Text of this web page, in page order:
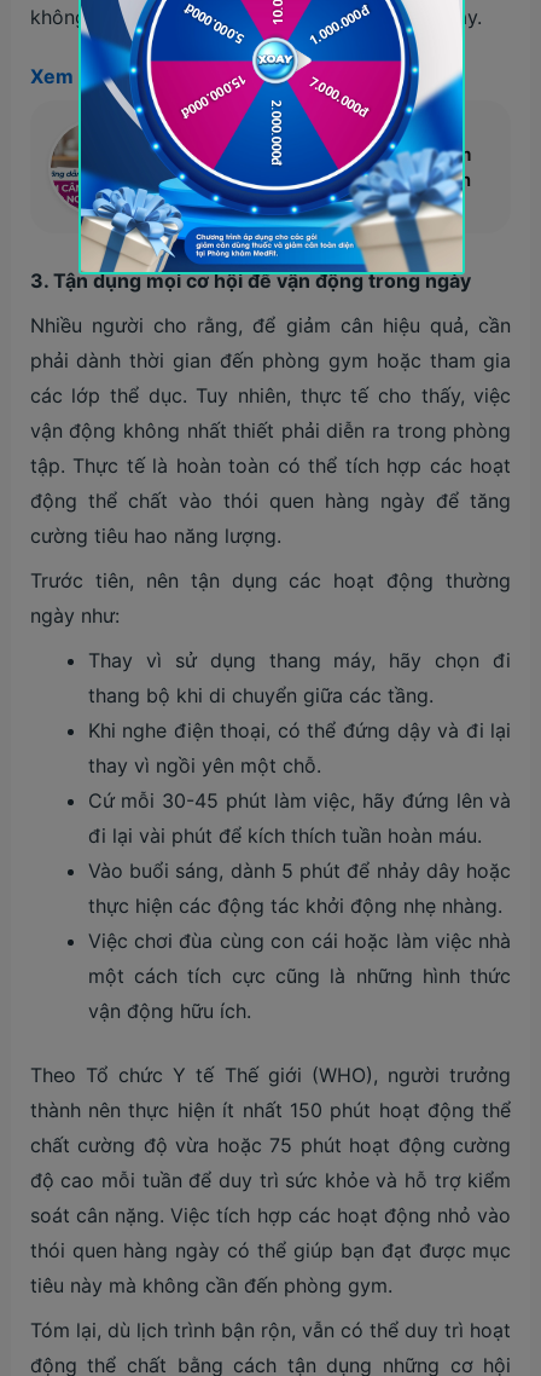
không có nhiều thời gian để nấu nướng mỗi ngày.
Xem thêm:
Hướng dẫn xây dựng thực đơn giảm
cân trong 7 ngày cho người bận rộn
3. Tận dụng mọi cơ hội để vận động trong ngày
Nhiều người cho rằng, để giảm cân hiệu quả, cần
phải dành thời gian đến phòng gym hoặc tham gia
các lớp thể dục. Tuy nhiên, thực tế cho thấy, việc
vận động không nhất thiết phải diễn ra trong phòng
tập. Thực tế là hoàn toàn có thể tích hợp các hoạt
động thể chất vào thói quen hàng ngày để tăng
cường tiêu hao năng lượng.
Trước tiên, nên tận dụng các hoạt động thường
ngày như:
Thay vì sử dụng thang máy, hãy chọn đi
thang bộ khi di chuyển giữa các tầng.
Khi nghe điện thoại, có thể đứng dậy và đi lại
thay vì ngồi yên một chỗ.
Cứ mỗi 30-45 phút làm việc, hãy đứng lên và
đi lại vài phút để kích thích tuần hoàn máu.
Vào buổi sáng, dành 5 phút để nhảy dây hoặc
thực hiện các động tác khởi động nhẹ nhàng.
Việc chơi đùa cùng con cái hoặc làm việc nhà
một cách tích cực cũng là những hình thức
vận động hữu ích.
Theo Tổ chức Y tế Thế giới (WHO), người trưởng
thành nên thực hiện ít nhất 150 phút hoạt động thể
chất cường độ vừa hoặc 75 phút hoạt động cường
độ cao mỗi tuần để duy trì sức khỏe và hỗ trợ kiểm
soát cân nặng. Việc tích hợp các hoạt động nhỏ vào
thói quen hàng ngày có thể giúp bạn đạt được mục
tiêu này mà không cần đến phòng gym.
Tóm lại, dù lịch trình bận rộn, vẫn có thể duy trì hoạt
động thể chất bằng cách tận dụng những cơ hội